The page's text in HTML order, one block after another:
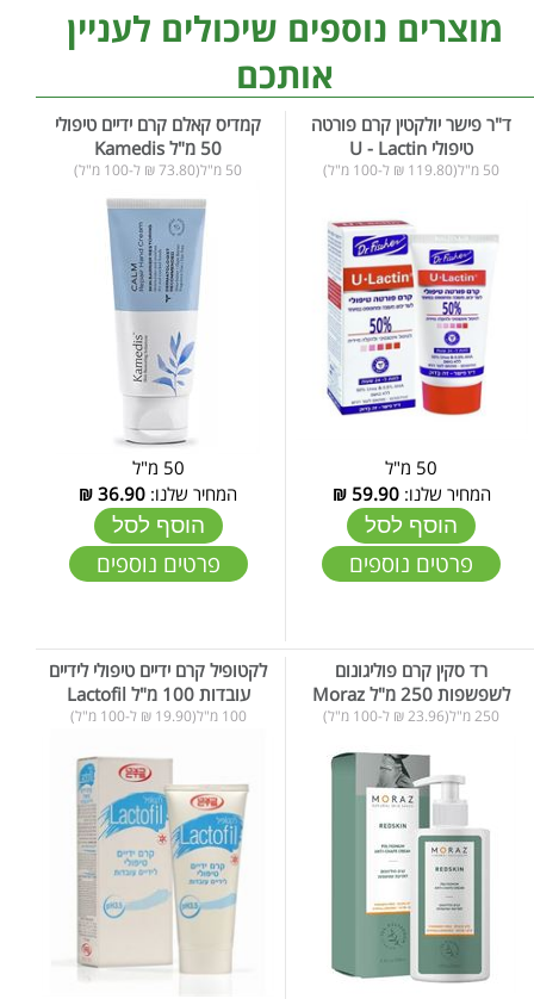
מוצרים נוספים שיכולים לעניין
אותכם
ד"ר פישר יולקטין קרם פורטה
טיפולי U - Lactin
50 מ"ל(119.80 ₪ ל-100 מ"ל)
50 מ"ל
המחיר שלנו:59.90
₪
הוסף לסל
פרטים נוספים
קמדיס קאלם קרם ידיים טיפולי
50 מ"ל Kamedis
50 מ"ל(73.80 ₪ ל-100 מ"ל)
50 מ"ל
המחיר שלנו: 36.90
₪
הוסף לסל
פרטים נוספים
רד סקין קרם פוליגונום
לשפשפות 250 מ"ל Moraz
250 מ"ל(23.96 ₪ ל-100 מ"ל)
לקטופיל קרם ידיים טיפולי לידיים
עובדות 100 מ"ל Lactofil
100 מ"ל(19.90 ₪ ל-100 מ"ל)